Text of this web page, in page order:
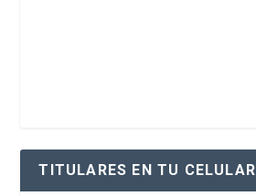
TITULARES EN TU CELULAR